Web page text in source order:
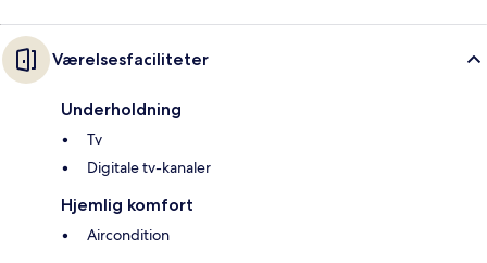
Værelsesfaciliteter
Underholdning
Tv
Digitale tv-kanaler
Hjemlig komfort
Aircondition